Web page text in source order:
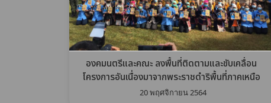
องคมนตรีและคณะ ลงพื้นที่ติดตามและขับเคลื่อน
โครงการอันเนื่องมาจากพระราชดำริพื้นที่ภาคเหนือ
20 พฤศจิกายน 2564